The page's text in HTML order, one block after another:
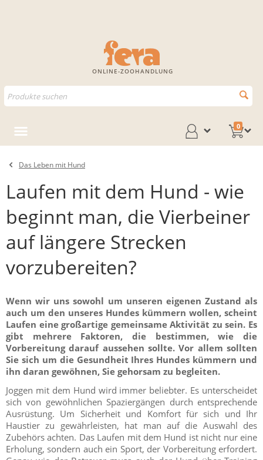
ONLINE-ZOOHANDLUNG
0
Das Leben mit Hund
Laufen mit dem Hund - wie
beginnt man, die Vierbeiner
auf längere Strecken
vorzubereiten?
Wenn wir uns sowohl um unseren eigenen Zustand als
auch um den unseres Hundes kümmern wollen, scheint
Laufen eine großartige gemeinsame Aktivität zu sein. Es
gibt mehrere Faktoren, die bestimmen, wie die
Vorbereitung darauf aussehen sollte. Vor allem sollten
Sie sich um die Gesundheit Ihres Hundes kümmern und
ihn daran gewöhnen, Sie gehorsam zu begleiten.
Joggen mit dem Hund wird immer beliebter. Es unterscheidet
sich von gewöhnlichen Spaziergängen durch entsprechende
Ausrüstung. Um Sicherheit und Komfort für sich und Ihr
Haustier zu gewährleisten, hat man auf die Auswahl des
Zubehörs achten. Das Laufen mit dem Hund ist nicht nur eine
Erholung, sondern auch ein Sport, der Vorbereitung erfordert.